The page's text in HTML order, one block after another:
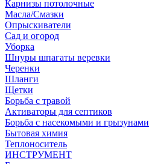
Карнизы потолочные
Масла/Смазки
Опрыскиватели
Сад и огород
Уборка
Шнуры шпагаты веревки
Черенки
Шланги
Щетки
Борьба с травой
Активаторы для септиков
Борьба с насекомыми и грызунами
Бытовая химия
Теплоноситель
ИНСТРУМЕНТ